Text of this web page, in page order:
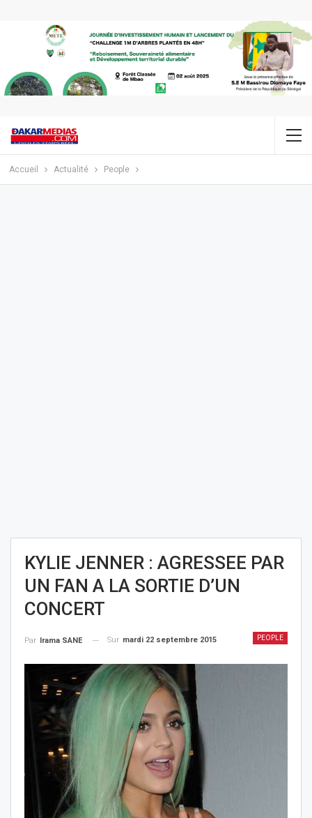
Accueil Actualité People
KYLIE JENNER : AGRESSEE PAR
UN FAN A LA SORTIE D’UN
CONCERT
PEOPLE
Par Irama SANE Sur mardi 22 septembre 2015